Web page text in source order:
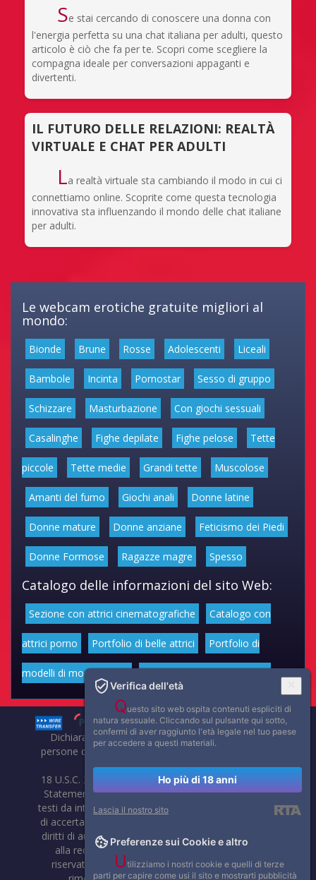
Se stai cercando di conoscere una donna con
l'energia perfetta su una chat italiana per adulti, questo
articolo è ciò che fa per te. Scopri come scegliere la
compagna ideale per conversazioni appaganti e
divertenti.
IL FUTURO DELLE RELAZIONI: REALTÀ
VIRTUALE E CHAT PER ADULTI
La realtà virtuale sta cambiando il modo in cui ci
connettiamo online. Scoprite come questa tecnologia
innovativa sta influenzando il mondo delle chat italiane
per adulti.
Le webcam erotiche gratuite migliori al
mondo:
Bionde Brune Rosse Adolescenti Liceali
Bambole Incinta Pornostar Sesso di gruppo
Schizzare Masturbazione Con giochi sessuali
Casalinghe Fighe depilate Fighe pelose Tette
piccole Tette medie Grandi tette Muscolose
Amanti del fumo Giochi anali Donne latine
Donne mature Donne anziane Feticismo dei Piedi
Donne Formose Ragazze magre Spesso
Catalogo delle informazioni del sito Web:
Sezione con attrici cinematografiche Catalogo con
attrici porno Portfolio di belle attrici Portfolio di
modelli di moda volgari Affascinanti star dello sport
Dichiarazione di non responsabilità: tutti i membri e le
persone che compaiono su questo sito hanno almeno 18
anni.
18 U.S.C. 2257 Record-Keeping Requirements Compliance
Statement. Affaritaliani, prima di pubblicare foto, video o
testi da internet, compie tutte le opportune verifiche al fine
di accertarne il libero regime di circolazione e non violare i
diritti di autore o altri diritti esclusivi di terzi. Per segnalare
alla redazione eventuali errori nell'uso del materiale
riservato, scriveteci: provvederemo prontamente alla
Verifica dell'età
Questo sito web ospita contenuti espliciti di
natura sessuale. Cliccando sul pulsante qui sotto,
confermi di aver raggiunto l'età legale nel tuo paese
per accedere a questi materiali.
Ho più di 18 anni
Lascia il nostro sito
Preferenze sui Cookie e altro
Utilizziamo i nostri cookie e quelli di terze
parti per capire come usi il sito e mostrarti pubblicità